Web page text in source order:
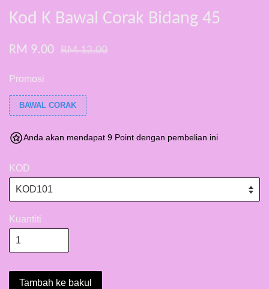
Kod K Bawal Corak Bidang 45
RM 9.00 RM 12.00
Promosi
BAWAL CORAK
Anda akan mendapat 9 Point dengan pembelian ini
KOD
Kuantiti
Tambah ke bakul